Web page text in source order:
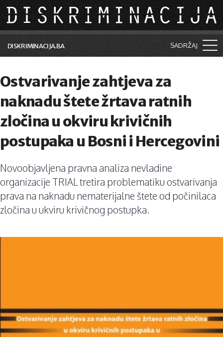
Skip to main content
DISKRIMINACIJA.BA SADRŽAJ
Vijesti i događaji
Aktuelne teme
Kolumne
Lične priče
Saradnja sa medijima
Pretraga
Ostvarivanje zahtjeva za
naknadu štete žrtava ratnih
zločina u okviru krivičnih
postupaka u Bosni i Hercegovini
Novoobjavljena pravna analiza nevladine
organizacije TRIAL tretira problematiku ostvarivanja
prava na naknadu nematerijalne štete od počinilaca
zločina u ukviru krivičnog postupka.